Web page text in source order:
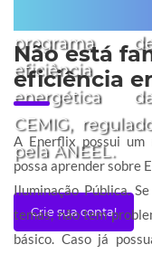
programa
eficiência
energética
CEMIG,
pela ANEEL.
Crie sua conta!
Não está
eficiência
A Enerflix possui um
possa aprender sobre
Iluminação Pública.
temas, não tem
básico. Caso já